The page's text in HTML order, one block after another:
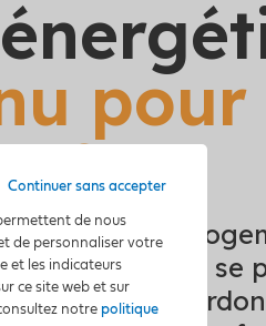
de nous
de personnaliser votre
et les indicateurs
ce site web et sur
notre politique
Continuer sans accepter
pour
?
complet du
et ne pas se
ou mal